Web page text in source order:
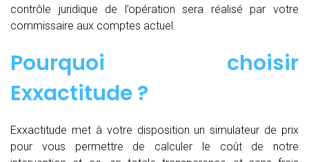
contrôle juridique de l’opération sera réalisé par votre
commissaire aux comptes actuel.
Pourquoi choisir
Exxactitude ?
Exxactitude met à votre disposition un simulateur de prix
pour vous permettre de calculer le coût de notre